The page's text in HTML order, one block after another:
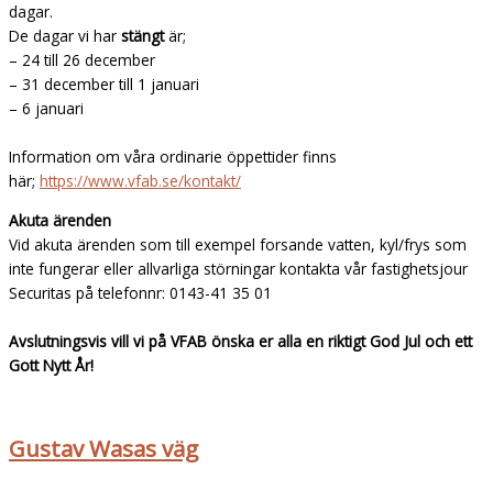
dagar.
De dagar vi har stängtär;
– 24 till 26 december
– 31 december till 1 januari
– 6 januari
Information om våra ordinarie öppettider finns
här; https://www.vfab.se/kontakt/
Akuta ärenden
Vid akuta ärenden som till exempel forsande vatten, kyl/frys som
inte fungerar eller allvarliga störningar kontakta vår fastighetsjour
Securitas på telefonnr: 0143-41 35 01
Avslutningsvis vill vi på VFAB önska er alla en riktigt God Jul och ett
Gott Nytt År!
Gustav Wasas väg